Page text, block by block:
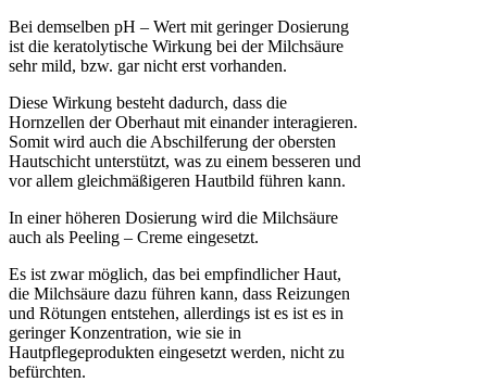
Bei demselben pH – Wert mit geringer Dosierung
ist die keratolytische Wirkung bei der Milchsäure
sehr mild, bzw. gar nicht erst vorhanden.
Diese Wirkung besteht dadurch, dass die
Hornzellen der Oberhaut mit einander interagieren.
Somit wird auch die Abschilferung der obersten
Hautschicht unterstützt, was zu einem besseren und
vor allem gleichmäßigeren Hautbild führen kann.
In einer höheren Dosierung wird die Milchsäure
auch als Peeling – Creme eingesetzt.
Es ist zwar möglich, das bei empfindlicher Haut,
die Milchsäure dazu führen kann, dass Reizungen
und Rötungen entstehen, allerdings ist es ist es in
geringer Konzentration, wie sie in
Hautpflegeprodukten eingesetzt werden, nicht zu
befürchten.